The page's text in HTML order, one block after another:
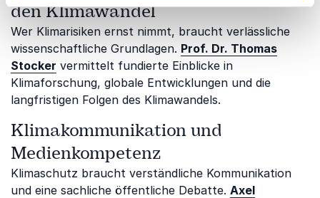
den Klimawandel
Wer Klimarisiken ernst nimmt, braucht verlässliche
wissenschaftliche Grundlagen. Prof. Dr. Thomas
Stocker vermittelt fundierte Einblicke in
Klimaforschung, globale Entwicklungen und die
langfristigen Folgen des Klimawandels.
Klimakommunikation und
Medienkompetenz
Klimaschutz braucht verständliche Kommunikation
und eine sachliche öffentliche Debatte. Axel